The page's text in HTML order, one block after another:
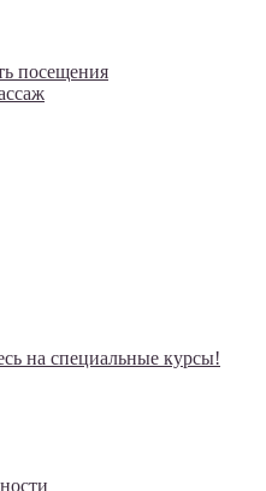
посещения
на специальные курсы!